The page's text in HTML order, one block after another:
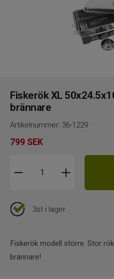
Fiskerök XL
brännare
Artikelnummer: 36-1229
799 SEK
3st i lager
Fiskerök modell större. Stor
brännare!